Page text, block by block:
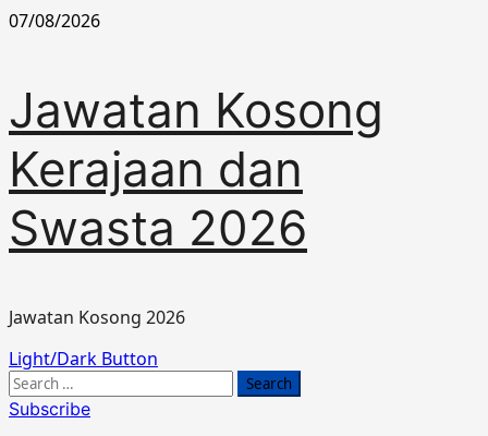
Skip
07/08/2026
Jawatan Kosong
Kerajaan dan
Swasta 2026
Jawatan Kosong 2026
Primary
Menu
Light/Dark Button
Search
for:
Subscribe